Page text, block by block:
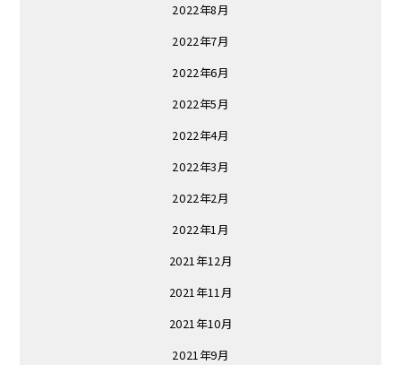
2022年8月
2022年7月
2022年6月
2022年5月
2022年4月
2022年3月
2022年2月
2022年1月
2021年12月
2021年11月
2021年10月
2021年9月